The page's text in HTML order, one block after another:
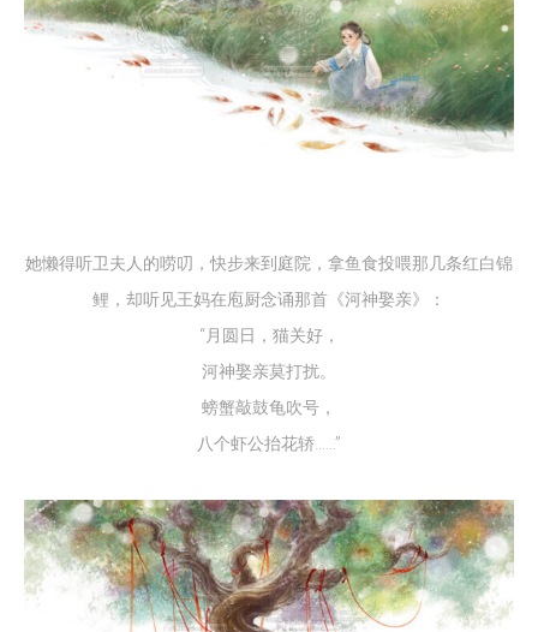
她懒得听卫夫人的唠叨，快步来到庭院，拿鱼食投喂那几条红白锦
鲤，却听见王妈在庖厨念诵那首《河神娶亲》：
“月圆日，猫关好，
河神娶亲莫打扰。
螃蟹敲鼓龟吹号，
八个虾公抬花轿……”